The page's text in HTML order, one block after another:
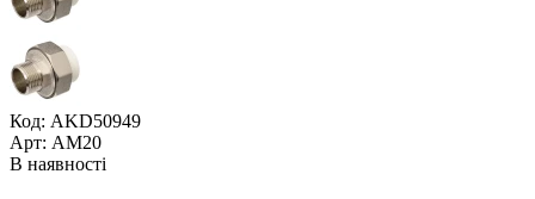
Код: AKD50949
Арт: AM20
В наявності